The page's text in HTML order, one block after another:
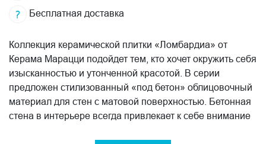
Бесплатная доставка
Коллекция керамической плитки «Ломбардиа» от
Керама Марацци подойдет тем, кто хочет окружить себя
изысканностью и утонченной красотой. В серии
предложен стилизованный «под бетон» облицовочный
материал для стен с матовой поверхностью. Бетонная
стена в интерьере всегда привлекает к себе внимание